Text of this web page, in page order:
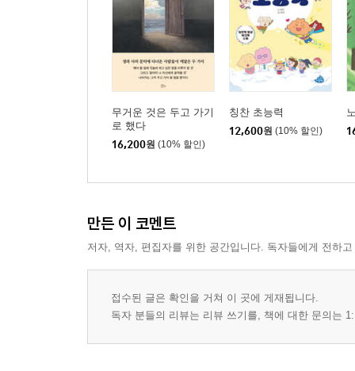
“우리 딸은 역시 천재야”
특별하다는 칭찬이 아이를 괴롭힙니다
CHAPTER 11
아이가 외계인인 걸 미처 몰랐습니다
주눅 들게 하는 말
“넌 머리가 없니? 생각 좀 해라”
오해를 부르는 말
“너는 부모를 무시하니?”
아이가 부모를 오해하는 건 당연합니다
사려 깊지 않은 말
“넌 너무 이기적이야, 내가 네 종이냐?”
무거운 것은 두고 가기
로 했다
16,200원 (10% 할인)
칭찬 초능력
12,600원 (10% 할인)
만든 이 코멘트
저자, 역자, 편집자를 위한 공간입니다. 독자들에게 전하
접수된 글은 확인을 거쳐 이 곳에 게재됩니다.
독자 분들의 리뷰는 리뷰 쓰기를, 책에 대한 문의는